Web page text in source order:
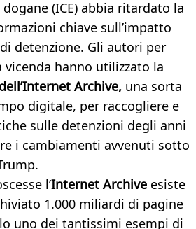
(ICE) abbia ritardato la
chiave sull’impatto
detenzione. Gli autori per
vicenda hanno utilizzato la
Archive, una sorta
digitale, per raccogliere e
sulle detenzioni degli anni
i cambiamenti avvenuti sotto
l’Internet Archive esiste
1.000 miliardi di pagine
uno dei tantissimi esempi di